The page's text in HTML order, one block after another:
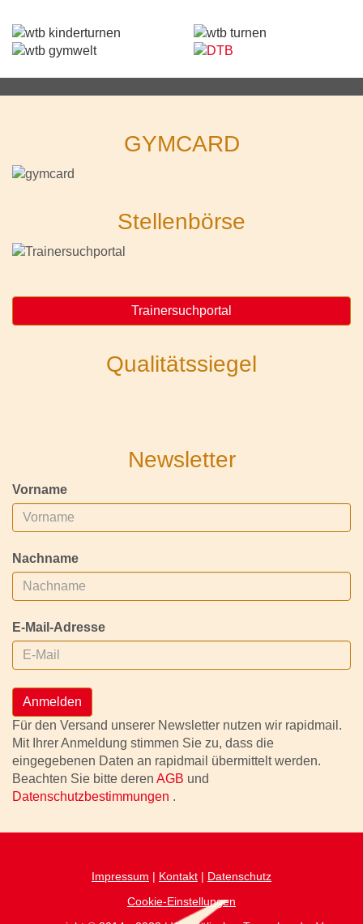
GYMCARD
Stellenbörse
Trainersuchportal
Qualitätssiegel
Newsletter
Vorname
Nachname
E-Mail-Adresse
Anmelden
Für den Versand unserer Newsletter nutzen wir rapidmail.
Mit Ihrer Anmeldung stimmen Sie zu, dass die
eingegebenen Daten an rapidmail übermittelt werden.
Beachten Sie bitte deren AGB und
Datenschutzbestimmungen .
Impressum | Kontakt | Datenschutz
Cookie-Einstellungen